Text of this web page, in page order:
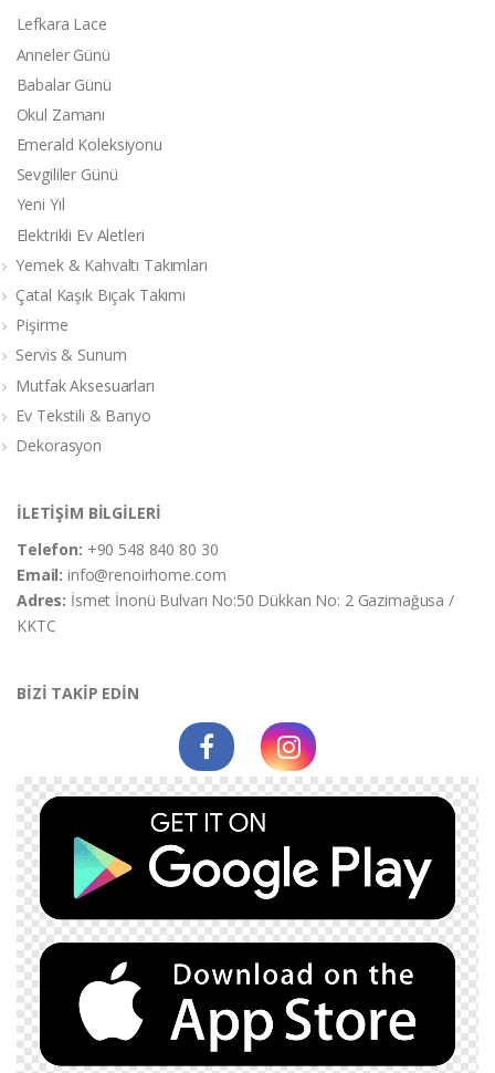
Lefkara Lace
Anneler Günü
Babalar Günü
Okul Zamanı
Emerald Koleksiyonu
Sevgililer Günü
Yeni Yıl
Elektrikli Ev Aletleri
Yemek & Kahvaltı Takımları
Çatal Kaşık Bıçak Takımı
Pişirme
Servis & Sunum
Mutfak Aksesuarları
Ev Tekstili & Banyo
Dekorasyon
İLETİŞİM BİLGİLERİ
Telefon: +90 548 840 80 30
Email:info@renoirhome.com
Adres: İsmet İnonü Bulvarı No:50 Dükkan No: 2 Gazimağusa /
KKTC
BİZİ TAKİP EDİN